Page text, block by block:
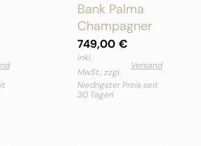
Bank Palma
Champagner
749,00 €
inkl.
MwSt., zzgl.
Versand
Niedrigster Preis seit
30 Tagen